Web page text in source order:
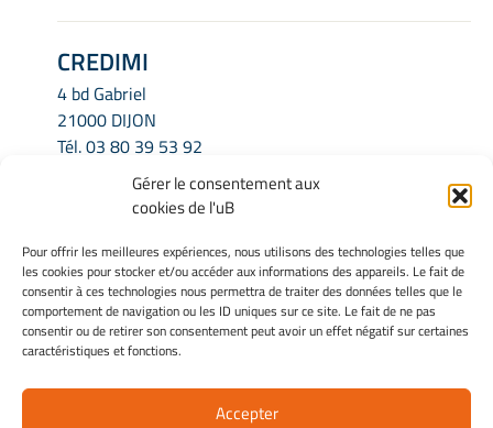
Gérer le consentement aux
cookies de l'uB
Pour offrir les meilleures expériences, nous utilisons des technologies telles que
les cookies pour stocker et/ou accéder aux informations des appareils. Le fait de
consentir à ces technologies nous permettra de traiter des données telles que le
comportement de navigation ou les ID uniques sur ce site. Le fait de ne pas
consentir ou de retirer son consentement peut avoir un effet négatif sur certaines
caractéristiques et fonctions.
Accepter
CREDIMI
4 bd Gabriel
21000 DIJON
Tél.03 80 39 53 92
credimi.secretariat@u-bourgogne.fr
INFORMATIONS LÉGALES
Mentions légales
Gérer mes cookies
Politique de cookies
Déclaration de confidentialité
Avertissement